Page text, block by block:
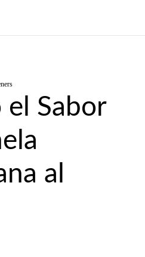
el Sabor
al